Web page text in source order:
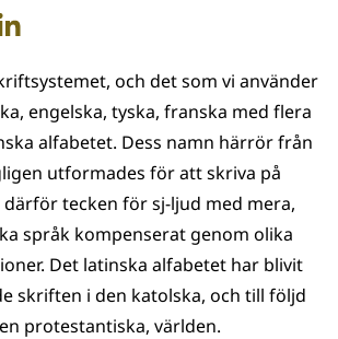
och det som vi använder
engelska, tyska, franska med flera
alfabetet. Dess namn härrör från
utformades för att skriva på
tecken för sj-ljud med mera,
språk kompenserat genom olika
Det latinska alfabetet har blivit
skriften i den katolska, och till följd
protestantiska, världen.